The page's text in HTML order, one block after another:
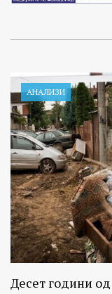
АНАЛИЗИ
Десет години